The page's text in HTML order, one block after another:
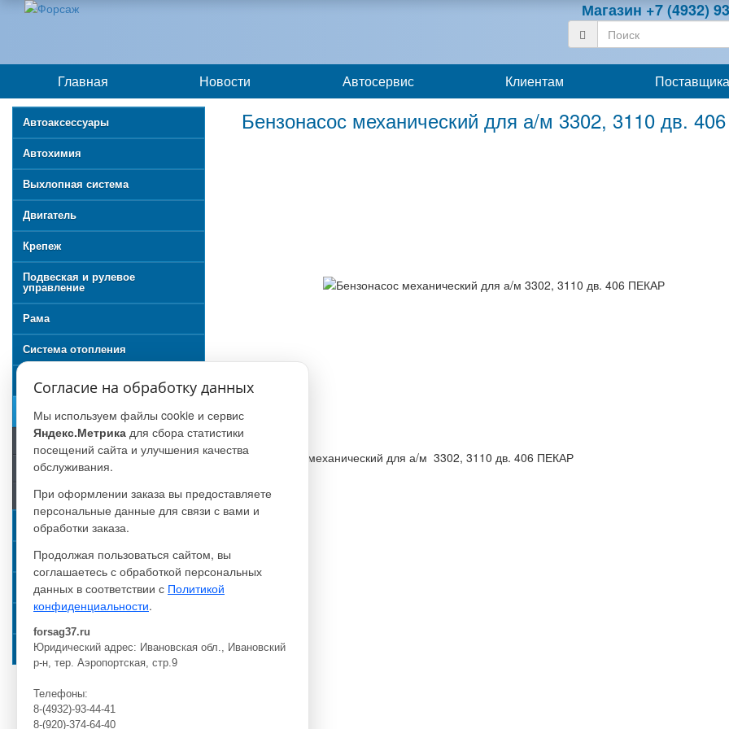
Магазин +7 (4932)
Поиск
Главная Новости Автосервис Клиентам
Автоаксессуары
Автохимия
Выхлопная система
Двигатель
Крепеж
Подвеская и рулевое
управление
Рама
Система отопления
Система охлаждения
Топливная система
Система впрыска
Система хранения и подачи
Топливная магистраль
Тормозная система
Трансмиссия и сцепление
Фильтра
Элементы кузова
Бензонасос механический для а/м 3302, 3110 дв.
Бензонасос механический для а/м 3302, 3110 дв. 406 ПЕКАР
Согласие на обработку данных
Мы используем файлы cookie и сервис
Яндекс.Метрика для сбора статистики
посещений сайта и улучшения качества
обслуживания.
При оформлении заказа вы предоставляете
персональные данные для связи с вами и
обработки заказа.
Продолжая пользоваться сайтом, вы
соглашаетесь с обработкой персональных
данных в соответствии с Политикой
конфиденциальности.
forsag37.ru
Юридический адрес: Ивановская обл., Ивановский
р-н, тер. Аэропортская, стр.9
Телефоны:
8-(4932)-93-44-41
8-(920)-374-64-40